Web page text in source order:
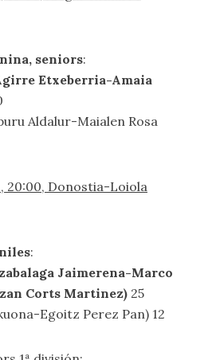
seniors:
Etxeberria-Amaia
Aldalur-Maialen Rosa
20:00, Donostia-Loiola
:
Jaimerena-Marco
Corts Martinez) 25
Egoitz Perez Pan) 12